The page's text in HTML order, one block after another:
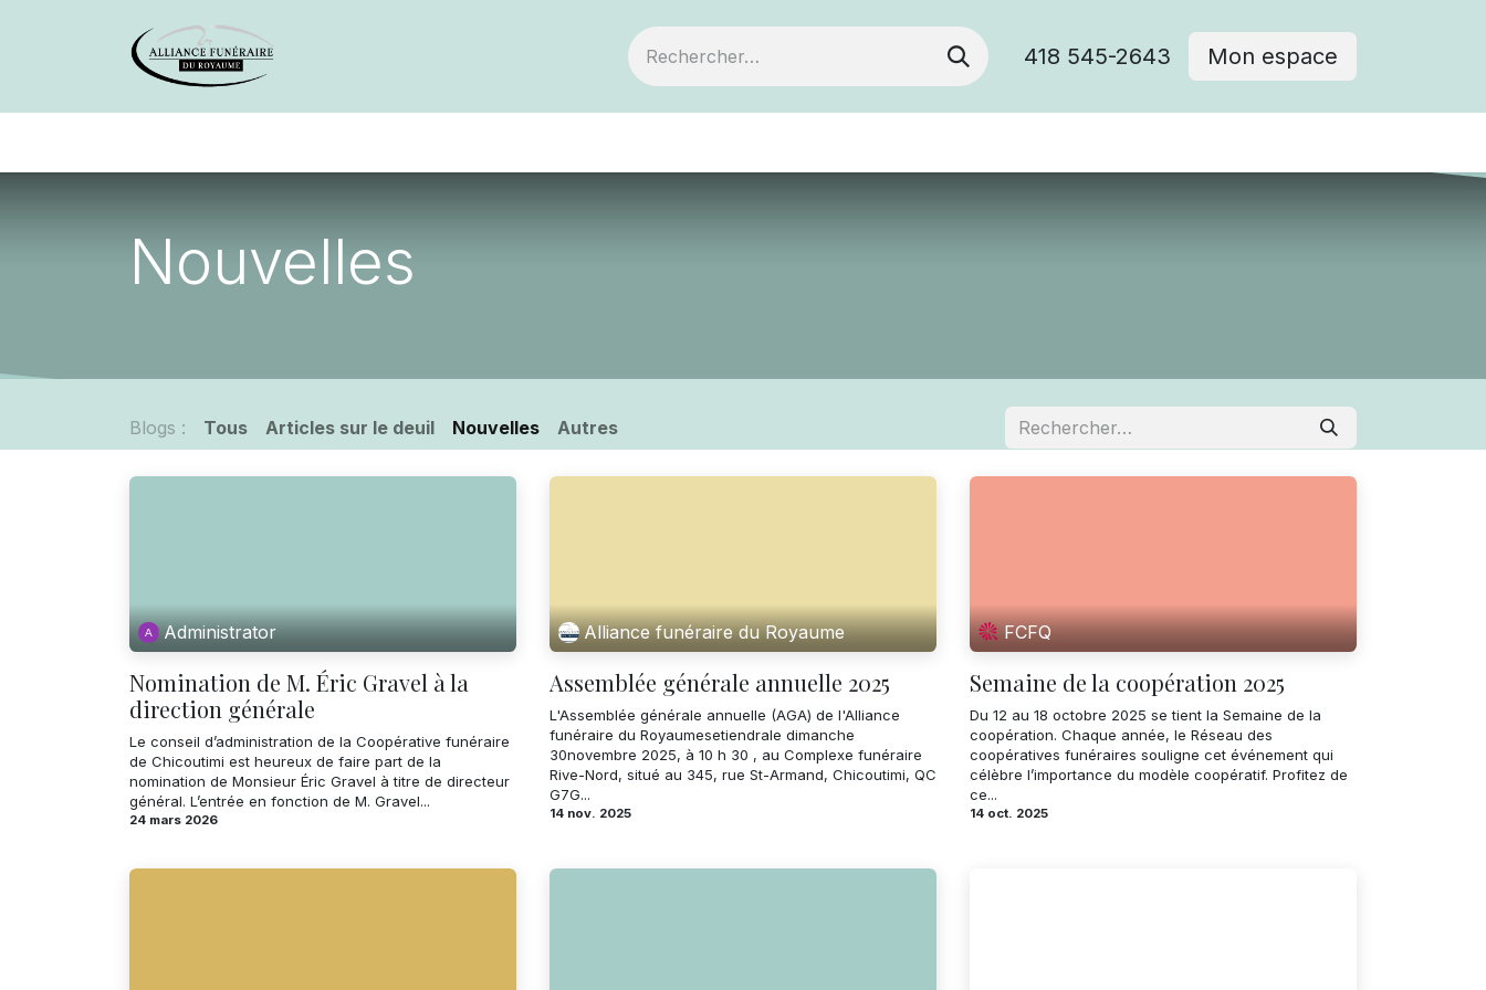
418 545-2643 Mon espace
Nouvelles
Blogs : Tous Articles sur le deuil Nouvelles Autres
Administrator
Nomination de M. Éric Gravel à la
direction générale
Le conseil d’administration de la Coopérative funéraire
de Chicoutimi est heureux de faire part de la
nomination de Monsieur Éric Gravel à titre de directeur
général. L’entrée en fonction de M. Gravel...
24 mars 2026
Alliance funéraire du Royaume
Assemblée générale annuelle 2025
L'Assemblée générale annuelle (AGA) de l'Alliance
funéraire du Royaumesetiendrale dimanche
30novembre 2025, à 10 h 30 , au Complexe funéraire
Rive-Nord, situé au 345, rue St-Armand, Chicoutimi, QC
G7G...
14 nov. 2025
FCFQ
Semaine de la coopération 2025
Du 12 au 18 octobre 2025 se tient la Semaine de la
coopération. Chaque année, le Réseau des
coopératives funéraires souligne cet événement qui
célèbre l’importance du modèle coopératif. Profitez de
ce...
14 oct. 2025